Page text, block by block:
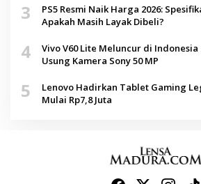
3
PS5 Resmi Naik Harga 2026:
Apakah Masih Layak Dibeli?
4
Vivo V60 Lite Meluncur di Indonesia
Usung Kamera Sony 50 MP
5
Lenovo Hadirkan Tablet Gaming
Mulai Rp7,8 Juta